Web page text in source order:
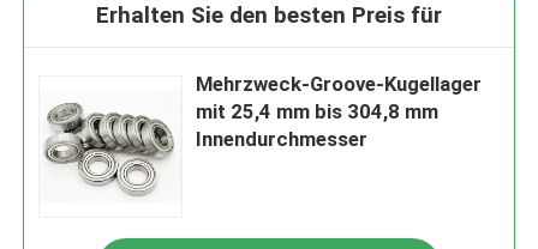
Erhalten Sie den besten Preis für
Mehrzweck-Groove-Kugellager
mit 25,4 mm bis 304,8 mm
Innendurchmesser